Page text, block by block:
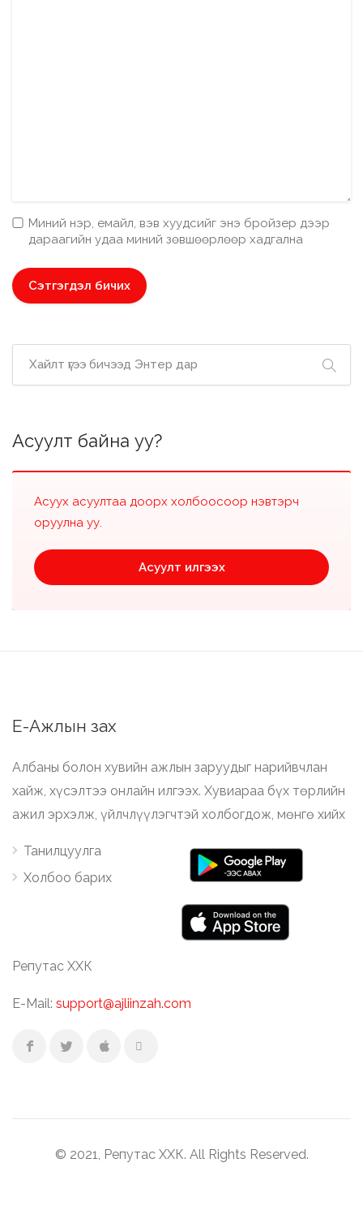
Миний нэр, емайл, вэв хуудсийг энэ бройзер дээр
дараагийн удаа миний зөвшөөрлөөр хадгална
Асуулт байна уу?
Асуух асуултаа доорх холбоосоор нэвтэрч
оруулна уу.
Асуулт илгээх
Е-Ажлын зах
Албаны болон хувийн ажлын заруудыг нарийвчлан
хайж, хүсэлтээ онлайн илгээх. Хувиараа бүх төрлийн
ажил эрхэлж, үйлчлүүлэгчтэй холбогдож, мөнгө хийх
Танилцуулга
Холбоо барих
Репутас ХХК
E-Mail: support@ajliinzah.com
© 2021, Репутас ХХК. All Rights Reserved.